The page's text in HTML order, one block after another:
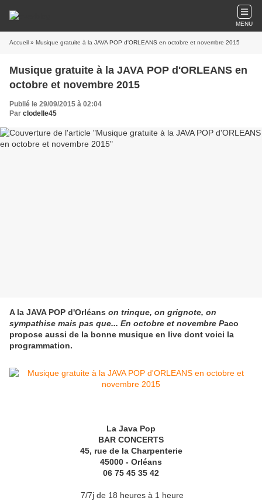
MENU
Accueil » Musique gratuite à la JAVA POP d'ORLEANS en octobre et novembre 2015
Musique gratuite à la JAVA POP d'ORLEANS en
octobre et novembre 2015
Publié le 29/09/2015 à 02:04
Par clodelle45
A la JAVA POP d'Orléans on trinque, on grignote, on
sympathise mais pas que... En octobre et novembre Paco
propose aussi de la bonne musique en live dont voici la
programmation.
La Java Pop
BAR CONCERTS
45, rue de la Charpenterie
45000 - Orléans
06 75 45 35 42
7/7j de 18 heures à 1 heure